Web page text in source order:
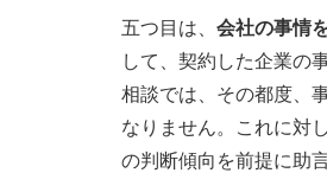
五つ目は、 会社の事情
して、契約した企業の
相談では、その都度、
なりません。これに対
の判断傾向を前提に助